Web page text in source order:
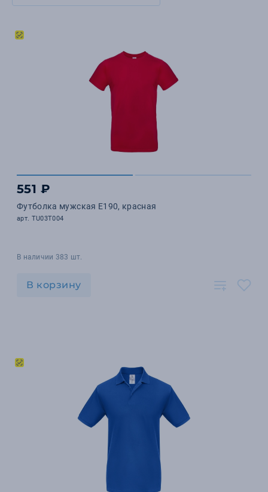
551 ₽
Футболка мужская E190, красная
арт. TU03T004
В наличии 383 шт.
В корзину